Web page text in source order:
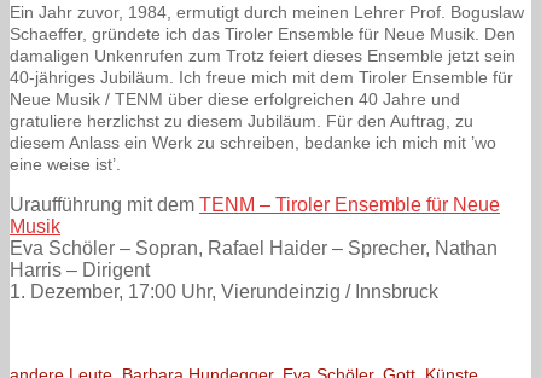
Ein Jahr zuvor, 1984, ermutigt durch meinen Lehrer Prof. Boguslaw
Schaeffer, gründete ich das Tiroler Ensemble für Neue Musik. Den
damaligen Unkenrufen zum Trotz feiert dieses Ensemble jetzt sein
40-jähriges Jubiläum. Ich freue mich mit dem Tiroler Ensemble für
Neue Musik / TENM über diese erfolgreichen 40 Jahre und
gratuliere herzlichst zu diesem Jubiläum. Für den Auftrag, zu
diesem Anlass ein Werk zu schreiben, bedanke ich mich mit ’wo
eine weise ist’.
Uraufführung mit dem TENM – Tiroler Ensemble für Neue
Musik
Eva Schöler – Sopran, Rafael Haider – Sprecher, Nathan
Harris – Dirigent
1. Dezember, 17:00 Uhr, Vierundeinzig / Innsbruck